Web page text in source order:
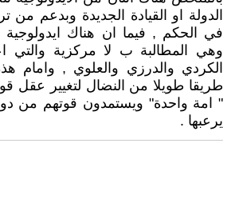
الدولة او القيادة الجديدة وبدعم من
في الحكم , فيما ان هناك ايدولوجية
وهي المطالبة ب لا مركزية والتي
الكردي والدرزي والعلوي , وامام
طريقا طويلا من النضال لتغيير عقل
" امة واحدة" ويستمدون قوتهم من
يرعبها .